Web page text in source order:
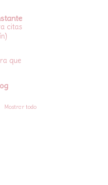
citas
que
Mostrar todo